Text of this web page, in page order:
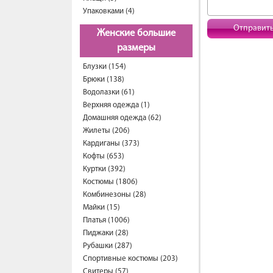
Упаковками (4)
Женские большие
размеры
Блузки (154)
Брюки (138)
Водолазки (61)
Верхняя одежда (1)
Домашняя одежда (62)
Жилеты (206)
Кардиганы (373)
Кофты (653)
Куртки (392)
Костюмы (1806)
Комбинезоны (28)
Майки (15)
Платья (1006)
Пиджаки (28)
Рубашки (287)
Спортивные костюмы (203)